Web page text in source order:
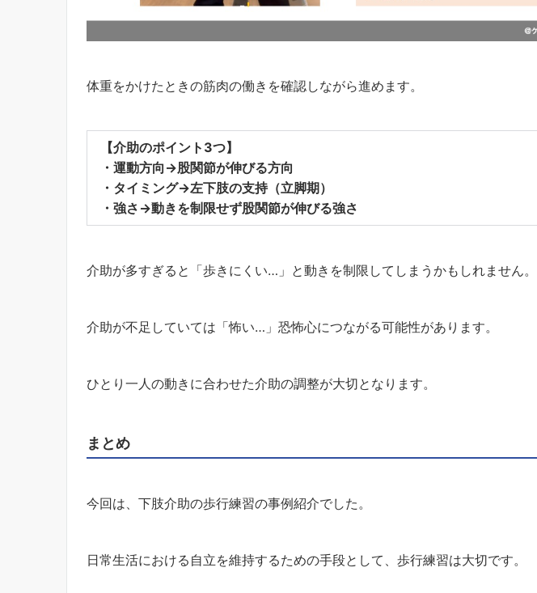
体重をかけたときの筋肉の働きを確認しながら進めます。
【介助のポイント3つ】
・運動方向→股関節が伸びる方向
・タイミング→左下肢の支持（立脚期）
・強さ→動きを制限せず股関節が伸びる強さ
介助が多すぎると「歩きにくい…」と動きを制限してしまうかもしれません。
介助が不足していては「怖い…」恐怖心につながる可能性があります。
ひとり一人の動きに合わせた介助の調整が大切となります。
まとめ
今回は、下肢介助の歩行練習の事例紹介でした。
日常生活における自立を維持するための手段として、歩行練習は大切です。